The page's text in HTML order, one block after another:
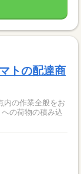
トの配達商
の作業全般をお